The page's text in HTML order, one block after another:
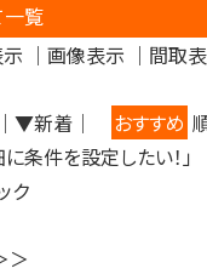
覧
示 ｜ 画像表示 ｜ 間取
｜ ▼新着 ｜ おすすめ
条件を設定したい！」
ク
＞